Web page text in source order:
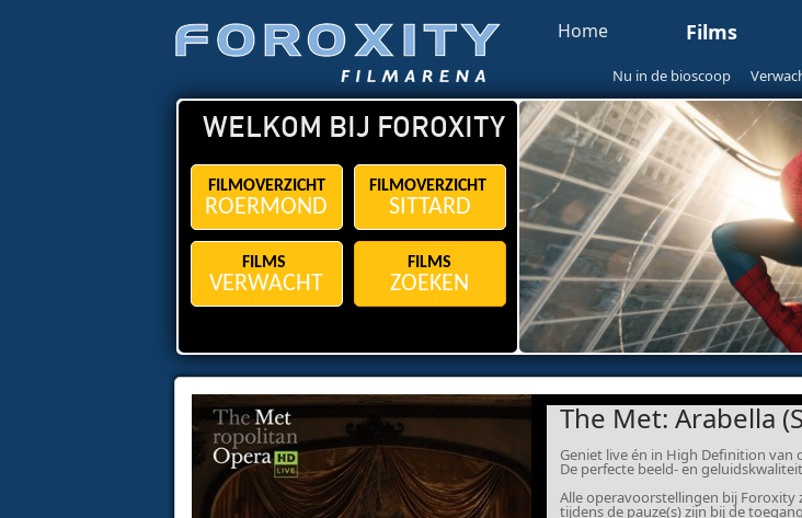
Home Films
Nu in de bioscoop
WELKOM BIJ FOROXITY
FILMOVERZICHT
ROERMOND
FILMOVERZICHT
SITTARD
FILMS
VERWACHT
FILMS
ZOEKEN
The Met: Arabella
Geniet live én in High Definition
De perfecte beeld- en
Alle operavoorstellingen bij
tijdens de pauze(s) zijn bij de